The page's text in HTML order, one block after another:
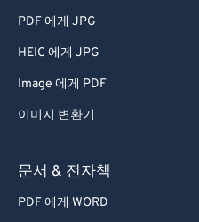
PDF 에게 JPG
HEIC 에게 JPG
Image 에게 PDF
이미지 변환기
문서 & 전자책
PDF 에게 WORD